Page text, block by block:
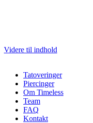
Videre til indhold
Tatoveringer
Piercinger
Om Timeless
Team
FAQ
Kontakt